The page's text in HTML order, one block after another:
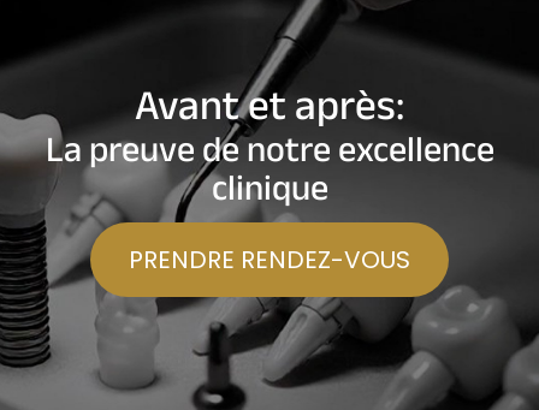
Avant et après:
La preuve de notre excellence
clinique
PRENDRE RENDEZ-VOUS